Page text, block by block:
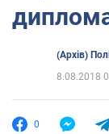
(Архів)
8.08.2018
0